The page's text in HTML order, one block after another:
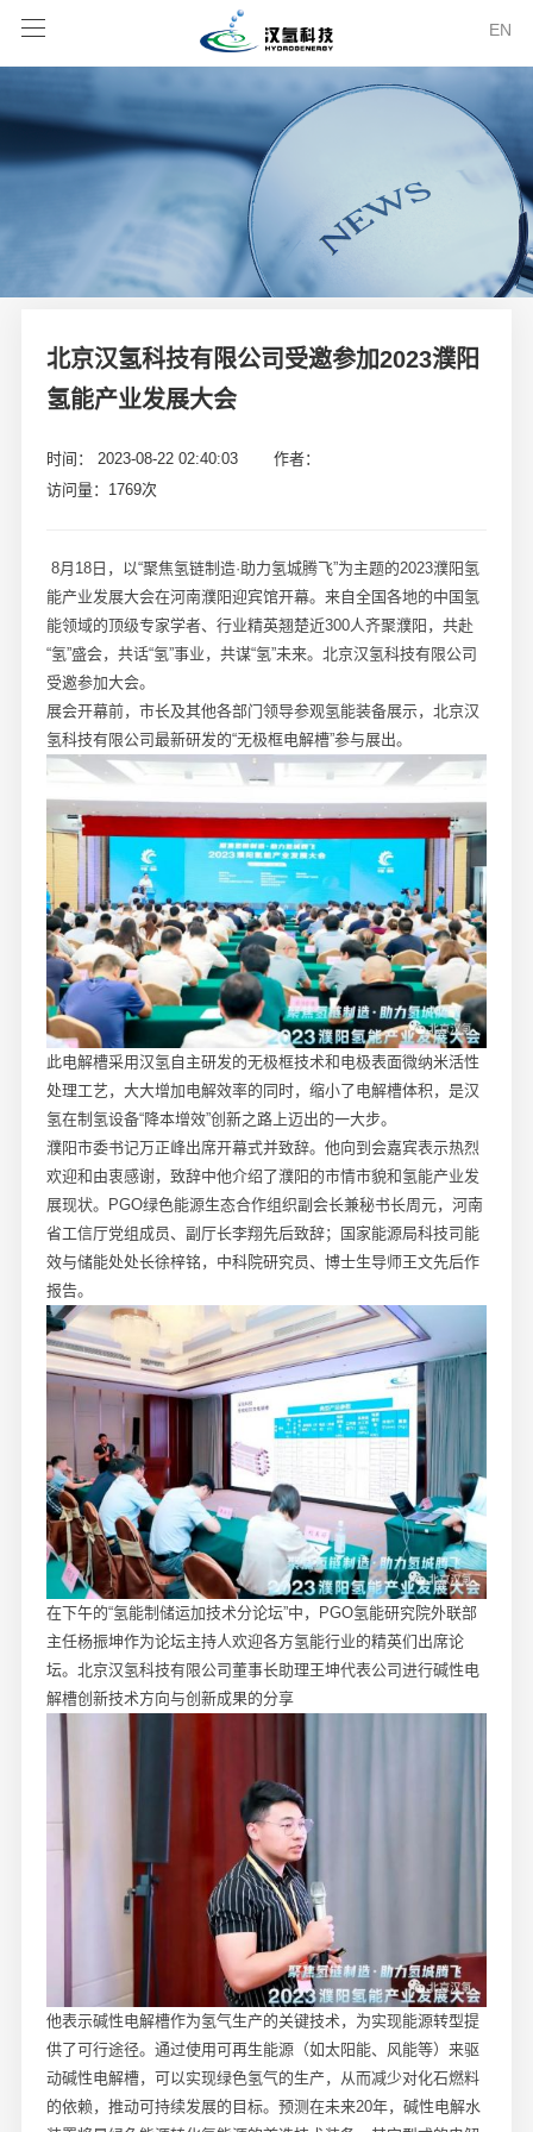
EN
北京汉氢科技有限公司受邀参加2023濮阳
氢能产业发展大会
时间： 2023-08-22 02:40:03
作者：
访问量：1769次
8月18日，以“聚焦氢链制造·助力氢城腾飞”为主题的2023濮阳氢
能产业发展大会在河南濮阳迎宾馆开幕。来自全国各地的中国氢
能领域的顶级专家学者、行业精英翘楚近300人齐聚濮阳，共赴
“氢”盛会，共话“氢”事业，共谋“氢”未来。北京汉氢科技有限公司
受邀参加大会。
展会开幕前，市长及其他各部门领导参观氢能装备展示，北京汉
氢科技有限公司最新研发的“无极框电解槽”参与展出。
此电解槽采用汉氢自主研发的无极框技术和电极表面微纳米活性
处理工艺，大大增加电解效率的同时，缩小了电解槽体积，是汉
氢在制氢设备“降本增效”创新之路上迈出的一大步。
濮阳市委书记万正峰出席开幕式并致辞。他向到会嘉宾表示热烈
欢迎和由衷感谢，致辞中他介绍了濮阳的市情市貌和氢能产业发
展现状。PGO绿色能源生态合作组织副会长兼秘书长周元，河南
省工信厅党组成员、副厅长李翔先后致辞；国家能源局科技司能
效与储能处处长徐梓铭，中科院研究员、博士生导师王文先后作
报告。
在下午的“氢能制储运加技术分论坛”中，PGO氢能研究院外联部
主任杨振坤作为论坛主持人欢迎各方氢能行业的精英们出席论
坛。北京汉氢科技有限公司董事长助理王坤代表公司进行碱性电
解槽创新技术方向与创新成果的分享
他表示碱性电解槽作为氢气生产的关键技术，为实现能源转型提
供了可行途径。通过使用可再生能源（如太阳能、风能等）来驱
动碱性电解槽，可以实现绿色氢气的生产，从而减少对化石燃料
的依赖，推动可持续发展的目标。预测在未来20年，碱性电解水